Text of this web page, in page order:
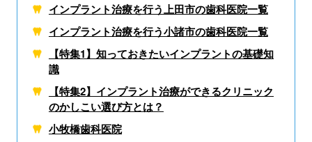
インプラント治療を行う上田市の歯科医院一覧
インプラント治療を行う小諸市の歯科医院一覧
【特集1】知っておきたいインプラントの基礎知
識
【特集2】インプラント治療ができるクリニック
のかしこい選び方とは？
小牧橋歯科医院